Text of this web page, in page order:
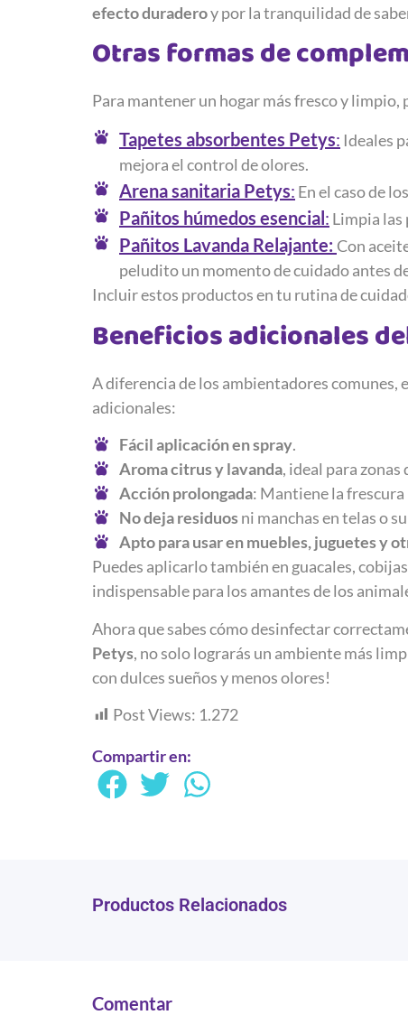
efecto duraderoy por la tranquilidad de
Otras formas de
Para mantener un hogar más fresco y
Tapetes absorbentes Petys: Ideales
mejora el control de olores.
Arena sanitaria Petys: En el caso de
Pañitos húmedos esencial : Limpia las
Pañitos Lavanda Relajante: Con
peludito un momento de cuidado antes
Incluir estos productos en tu rutina de
Beneficios adicionales
A diferencia de los ambientadores
adicionales:
Fácil aplicación en spray.
Aroma citrus y lavanda, ideal para zonas
Acción prolongada: Mantiene la
No deja residuos ni manchas en telas o
Apto para usar en muebles, juguetes y
Puedes aplicarlo también en guacales,
indispensable para los amantes de los
Ahora que sabes cómo desinfectar
Petys, no solo lograrás un ambiente más
con dulces sueños y menos olores!
Post Views: 1.272
Compartir en:
Productos Relacionados
Comentar